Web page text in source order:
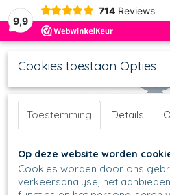
9,9
714 Reviews
Cookies toestaan Opties
Toestemming Details
Op deze website worden
Cookies worden door ons
verkeersanalyse, het